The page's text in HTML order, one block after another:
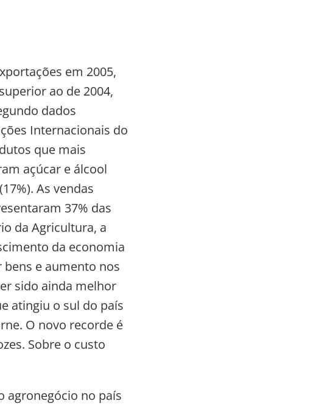
em 2005,
ao de 2004,
dados
Internacionais do
que mais
açúcar e álcool
As vendas
37% das
da Agricultura, a
da economia
e aumento nos
sido ainda melhor
atingiu o sul do país
O novo recorde é
Sobre o custo
agronegócio no país